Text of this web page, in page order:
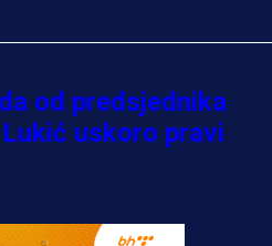
od predsjednika
uskoro pravi